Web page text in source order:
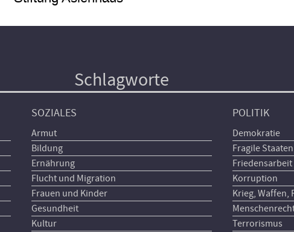
Schlagworte
SOZIALES
Armut
Bildung
Ernährung
Flucht und Migration
Frauen und Kinder
Gesundheit
Kultur
POLITIK
Demokratie
Fragile Staaten
Friedensarbeit
Korruption
Krieg, Waffen,
Terrorismus